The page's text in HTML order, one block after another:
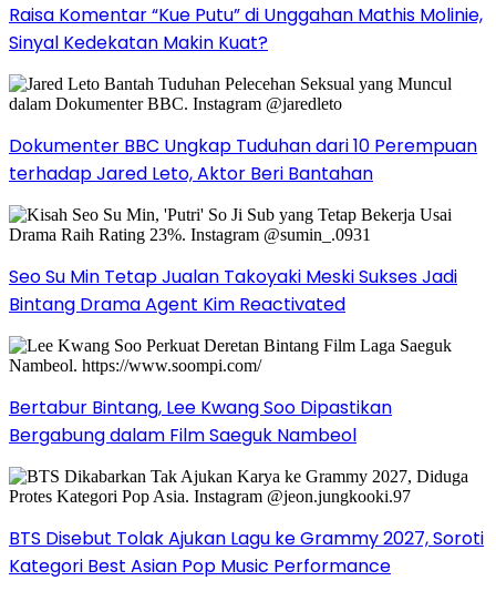
Raisa Komentar “Kue Putu” di Unggahan Mathis Molinie,
Sinyal Kedekatan Makin Kuat?
Dokumenter BBC Ungkap Tuduhan dari 10 Perempuan
terhadap Jared Leto, Aktor Beri Bantahan
Seo Su Min Tetap Jualan Takoyaki Meski Sukses Jadi
Bintang Drama Agent Kim Reactivated
Bertabur Bintang, Lee Kwang Soo Dipastikan
Bergabung dalam Film Saeguk Nambeol
BTS Disebut Tolak Ajukan Lagu ke Grammy 2027, Soroti
Kategori Best Asian Pop Music Performance